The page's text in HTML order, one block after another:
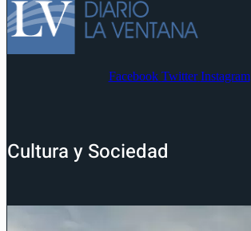
Facebook Twitter Instagram
Cultura y Sociedad